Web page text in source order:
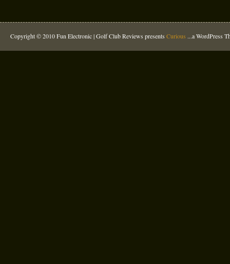
Copyright © 2010 Fun Electronic |Golf Club Reviews presents Curious ...a WordPress